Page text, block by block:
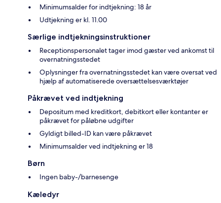
Minimumsalder for indtjekning: 18 år
Udtjekning er kl. 11.00
Særlige indtjekningsinstruktioner
Receptionspersonalet tager imod gæster ved ankomst til
overnatningsstedet
Oplysninger fra overnatningsstedet kan være oversat ved
hjælp af automatiserede oversættelsesværktøjer
Påkrævet ved indtjekning
Depositum med kreditkort, debitkort eller kontanter er
påkrævet for påløbne udgifter
Gyldigt billed-ID kan være påkrævet
Minimumsalder ved indtjekning er 18
Børn
Ingen baby-/barnesenge
Kæledyr